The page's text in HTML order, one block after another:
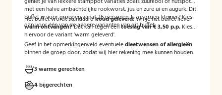
met een halve ambachtelijke rookworst, jus en zure ui en augurk. Dit
buffet is voor groepen vanaf 26 personen. Is de groep kleiner? Kies
dan voor één van de andere varianten van dit buffet.
Het buffet wordt standaardkoud geleverd.Wil je het buffet liever
warm ontvangen?Dat kan tegen eentoeslag van € 3,50 p.p. Kies
hiervoor de variant 'warm geleverd'.
Geef in het opmerkingenveld eventueledieetwensen of allergieën
binnen de groep door, zodat wij hier rekening mee kunnen houden.
3 warme gerechten
4 bijgerechten